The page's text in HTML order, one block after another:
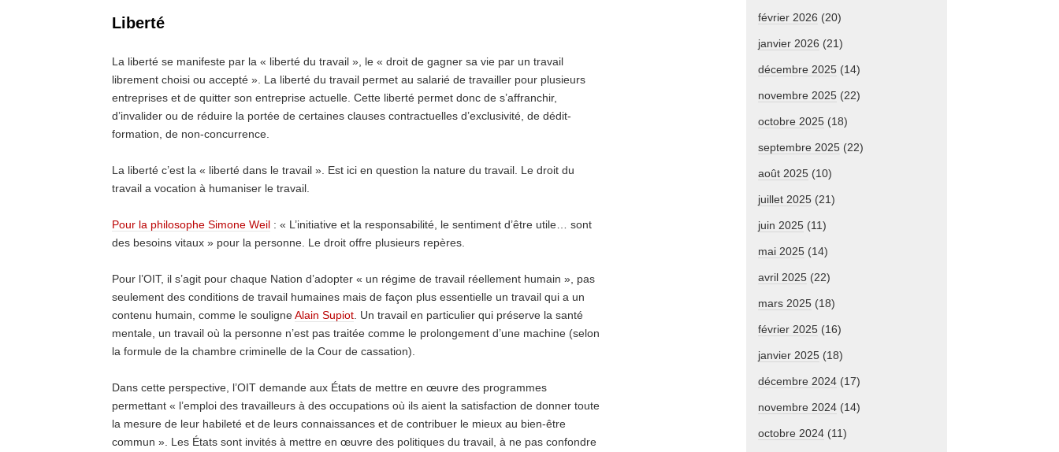
Liberté
La liberté se manifeste par la « liberté du travail », le « droit de gagner sa vie par un travail
librement choisi ou accepté ». La liberté du travail permet au salarié de travailler pour plusieurs
entreprises et de quitter son entreprise actuelle. Cette liberté permet donc de s’affranchir,
d’invalider ou de réduire la portée de certaines clauses contractuelles d’exclusivité, de dédit-
formation, de non-concurrence.
La liberté c’est la « liberté dans le travail ». Est ici en question la nature du travail. Le droit du
travail a vocation à humaniser le travail.
Pour la philosophe Simone Weil : « L’initiative et la responsabilité, le sentiment d’être utile… sont
des besoins vitaux » pour la personne. Le droit offre plusieurs repères.
Pour l’OIT, il s’agit pour chaque Nation d’adopter « un régime de travail réellement humain », pas
seulement des conditions de travail humaines mais de façon plus essentielle un travail qui a un
contenu humain, comme le souligneAlain Supiot . Un travail en particulier qui préserve la santé
mentale, un travail où la personne n’est pas traitée comme le prolongement d’une machine (selon
la formule de la chambre criminelle de la Cour de cassation).
Dans cette perspective, l’OIT demande aux États de mettre en œuvre des programmes
permettant « l’emploi des travailleurs à des occupations où ils aient la satisfaction de donner toute
la mesure de leur habileté et de leurs connaissances et de contribuer le mieux au bien-être
commun ». Les États sont invités à mettre en œuvre des politiques du travail, à ne pas confondre
février 2026 (20)
janvier 2026 (21)
décembre 2025 (14)
novembre 2025 (22)
octobre 2025 (18)
septembre 2025 (22)
août 2025 (10)
juillet 2025 (21)
juin 2025 (11)
mai 2025 (14)
avril 2025 (22)
mars 2025 (18)
février 2025 (16)
janvier 2025 (18)
décembre 2024 (17)
novembre 2024 (14)
octobre 2024 (11)